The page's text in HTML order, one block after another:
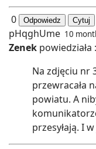
0 Odpowiedz Cytuj
pHqghUme 10
Zenek powiedziała :
Na zdjęciu nr
przewracała
powiatu. A
przesyłają. I